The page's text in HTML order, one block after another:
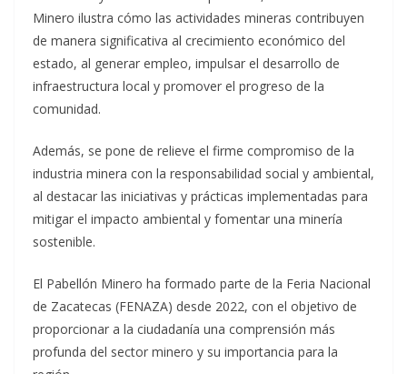
Minero ilustra cómo las actividades mineras contribuyen
de manera significativa al crecimiento económico del
estado, al generar empleo, impulsar el desarrollo de
infraestructura local y promover el progreso de la
comunidad.
Además, se pone de relieve el firme compromiso de la
industria minera con la responsabilidad social y ambiental,
al destacar las iniciativas y prácticas implementadas para
mitigar el impacto ambiental y fomentar una minería
sostenible.
El Pabellón Minero ha formado parte de la Feria Nacional
de Zacatecas (FENAZA) desde 2022, con el objetivo de
proporcionar a la ciudadanía una comprensión más
profunda del sector minero y su importancia para la